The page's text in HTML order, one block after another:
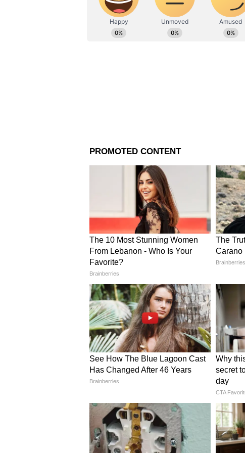
এই অধিবেশনে মঙ্গলবার পেশ করা হবে
বাজেট পেশ করবেন অর্থমন্ত্রী নির্মলা
ডেভেলপমেন্ট বিল এবং রাবার প্রমোশন
লোকসভার স্পিকার একটি ব্যবসা
এর চেয়ারম্যান হলেন লোকসভার
সংসদ সদস্যকে অন্তর্ভুক্ত করা হয়েছে।
ঠাকুর, ভরত্রিহরি মাহতাব, পিপি
কংগ্রেস থেকে কে. সুরেশ, গৌরব গগৈ,
দয়ানিধি মারান, শিবসেনা ইউবিটি
সরকারের বিরুদ্ধে কংগ্রেসের অ্যাকশন
সরকার পক্ষ থেকে সংসদে তাদের কাজ
প্রস্তুত। বিরোধীদলীয় নেতা রাহুল
করেছে কংগ্রেস। এর কেন্দ্রে রয়েছে
যুবক, বেকারত্ব, NEET পেপার ফাঁসের
এবং জম্মু ও কাশ্মীরে সাম্প্রতিক
সরকারকে কোণঠাসা করবে।
জম্মু ও কাশ্মীরেও শীঘ্রই নির্বাচন হতে
কেন্দ্রীয় সরকারের নীতি নিয়ে কংগ্রেস
পূর্ণ রাজ্যের মর্যাদা দিয়ে নির্বাচনের
করা হবে। মণিপুরও ত্রিপুরায় সহিংসতা
সরকারকে ব্যাক ফুটে রাখার চেষ্টা করবে।